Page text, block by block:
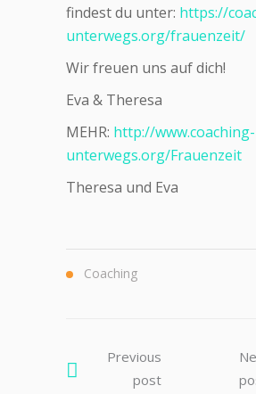
findest du unter: https://
unterwegs.org/frauenzeit/
Wir freuen uns auf dich!
Eva & Theresa
MEHR: http://www.coaching-
unterwegs.org/Frauenzeit
Theresa und Eva
Coaching
Previous
post